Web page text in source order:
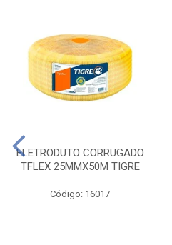
ELETRODUTO CORRUGADO
TFLEX 25MMX50M TIGRE
Código: 16017